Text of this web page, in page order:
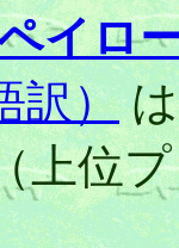
イロ
訳）
上位